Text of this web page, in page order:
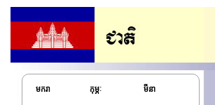
មករា កុម្ភៈ មីនា
ព្រះរាជសារផ្ញើជូន លោកជំទាវ DINA ERCILIA BOLUARTE
ZEGARRA ប្រធានាធិបតីនៃសាធារណរដ្ឋប៉េរូ
ព្រះរាជសារផ្ញើជូន ឯកឧត្តមបណ្ឌិត MOHAMED MUIZZU
ប្រធានាធិបតីនៃសាធារណរដ្ឋម៉ាល់ឌីវ
ព្រះរាជសារផ្ញើជូន ឯកឧត្តមនាយឧត្តមសេនីយ៍ជាន់ខ្ពស់ MIN
AUNG HLAING ប្រធានក្រុមប្រឹក្សារដ្ឋបាលរដ្ឋនៃសាធារណរដ្ឋ